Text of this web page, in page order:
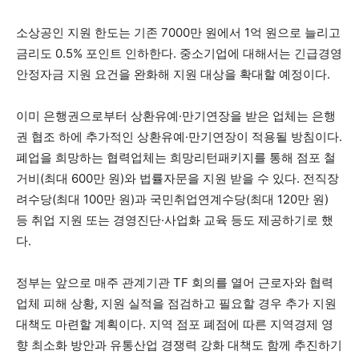
소상공인 지원 한도는 기존 7000만 원에서 1억 원으로 늘리고
금리도 0.5% 포인트 인하한다. 중소기업에 대해서는 긴급경영
안정자금 지원 요건을 완화해 지원 대상을 확대할 예정이다.
이미 은행권으로부터 상환유예·만기연장을 받은 업체는 은행
권 협조 하에 추가적인 상환유예·만기연장이 적용될 방침이다.
폐업을 희망하는 협력업체는 희망리턴패키지를 통해 점포 철
거비(최대 600만 원)와 법률자문을 지원 받을 수 있다. 전직장
려수당(최대 100만 원)과 국민취업연계수당(최대 120만 원)
등 취업 지원 또는 경영진단·사업화 교육 등도 제공하기로 했
다.
정부는 앞으로 매주 관계기관 TF 회의를 열어 근로자와 협력
업체 피해 상황, 지원 실적을 점검하고 필요할 경우 추가 지원
대책도 마련할 계획이다. 지역 점포 폐점에 따른 지역경제 영
향 최소화 방안과 유통산업 경쟁력 강화 대책도 함께 추진하기